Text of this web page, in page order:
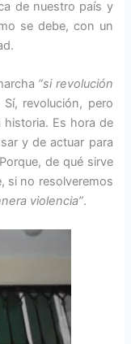
de nuestro país y
se debe, con un
“si revolución
Sí, revolución, pero
historia. Es hora de
y de actuar para
de qué sirve
si no resolveremos
violencia”.